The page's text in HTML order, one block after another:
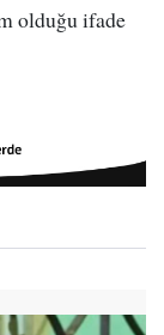
olduğu ifade